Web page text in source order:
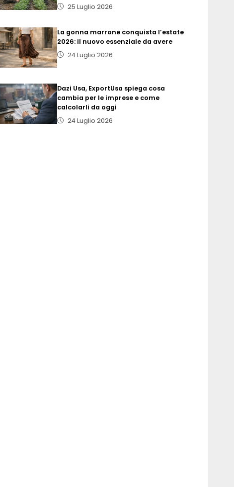
25 Luglio 2026
La gonna marrone conquista l’estate
2026: il nuovo essenziale da avere
24 Luglio 2026
Dazi Usa, ExportUsa spiega cosa
cambia per le imprese e come
calcolarli da oggi
24 Luglio 2026